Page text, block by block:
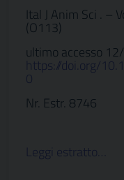
Ital J Anim Sci . –
(O113)
ultimo accesso
https://doi.org/
0
Nr. Estr. 8746
Leggi estratto…